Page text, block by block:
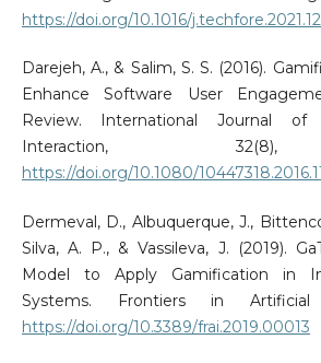
https://doi.org/10.1016/
Darejeh, A., & Salim, S. S. (2016).
Enhance Software User
Review. International Journal of
Interaction, 32(8),
https://doi.org/10.1080/
Dermeval, D., Albuquerque, J.,
Silva, A. P., & Vassileva, J. (2019).
Model to Apply Gamification in
Systems. Frontiers in
https://doi.org/10.3389/frai.2019.00013